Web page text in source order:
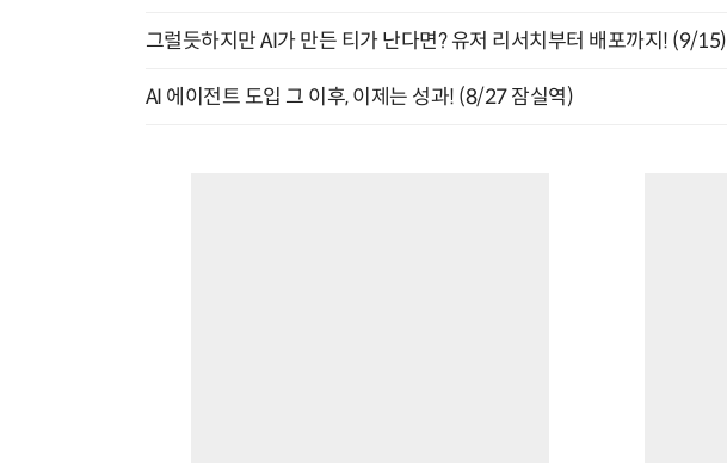
그럴듯하지만 AI가 만든 티가 난다면? 유저 리서치부터 배포까지! (9/15)
AI 에이전트 도입 그 이후, 이제는 성과! (8/27 잠실역)